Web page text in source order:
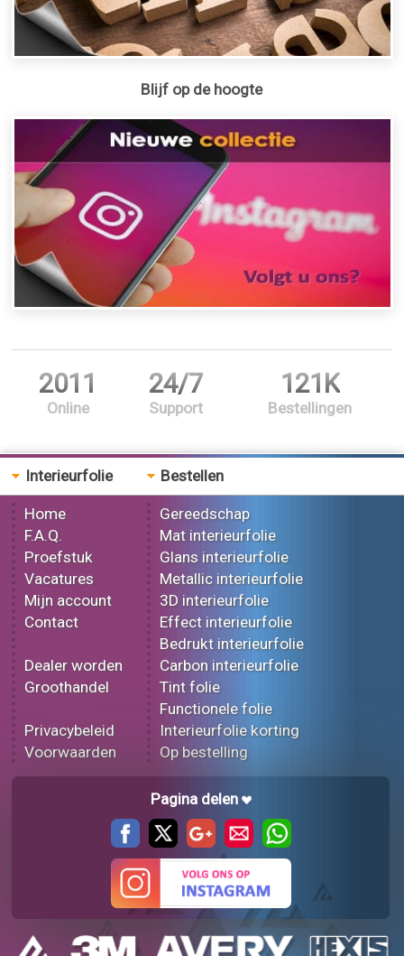
Blijf op de hoogte
2011
Online
24/7
Support
121K
Bestellingen
Interieurfolie
Home
F.A.Q.
Proefstuk
Vacatures
Mijn account
Contact
Dealer worden
Groothandel
Privacybeleid
Voorwaarden
Bestellen
Gereedschap
Mat interieurfolie
Glans interieurfolie
Metallic interieurfolie
3D interieurfolie
Effect interieurfolie
Bedrukt interieurfolie
Carbon interieurfolie
Tint folie
Functionele folie
Interieurfolie korting
Op bestelling
Pagina delen